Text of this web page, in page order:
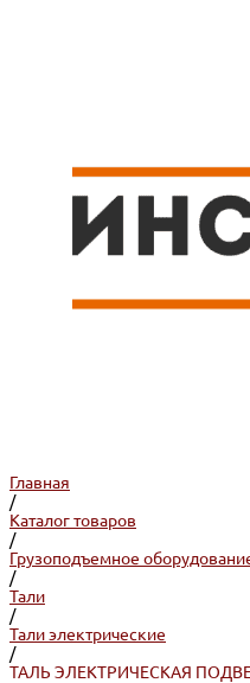
Главная
/
Каталог товаров
/
Грузоподъемное
/
Тали
/
Тали электрические
/
ТАЛЬ ЭЛЕКТРИЧЕСКАЯ